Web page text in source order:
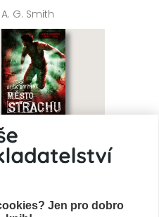
Jen pro dobro
A. G. Smith
Město strachu